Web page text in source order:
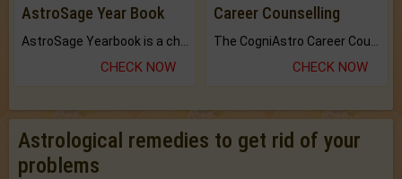
AstroSage Year Book
CHECK NOW
Career Counselling
CHECK NOW
Astrological remedies to get rid of your
problems